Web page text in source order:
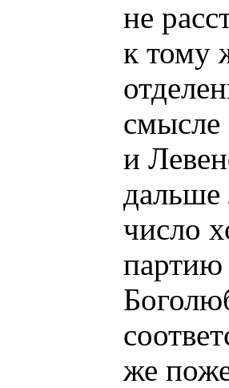
не
к тому
смысле
и
дальше
число
партию
же